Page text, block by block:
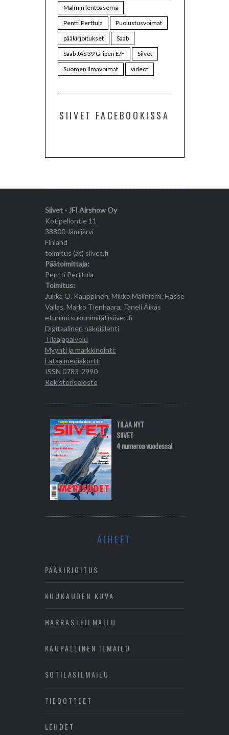
Malmin lentoasema
Pentti Perttula
Puolustusvoimat
pääkirjoitukset
Saab
Saab JAS 39 Gripen E/F
Siivet
Suomen Ilmavoimat
videot
SIIVET FACEBOOKISSA
Siivet - JFI Airshow Oy
Kotipellontie 11
38800 Jämijärvi
Finland
toimitus (ät) siivet.fi
Päätoimittaja:
Pentti Perttula
Toimitus:
Jukka O. Kauppinen, Mikko Maliniemi, Hasse
Vallas, Marko Tienhaara, Taneli Äikäs
etunimi.sukunimi(ät)siivet.fi
Digitaalinen näköislehti
Tilaajapalvelu
Myynti ja markkinointi:
Lataa mediakortti
ISSN 0783-2990
Rekisteriseloste
TILAA NYT
SIIVET
4 numeroa vuodessa!
AIHEET
PÄÄKIRJOITUS
KUUKAUDEN KUVA
HARRASTEILMAILU
KAUPALLINEN ILMAILU
SOTILASILMAILU
TIEDOTTEET
LEHDET